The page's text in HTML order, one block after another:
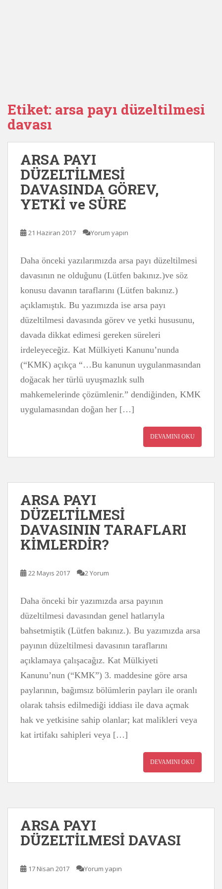
Etiket: arsa payı düzeltilmesi
davası
ARSA PAYI
DÜZELTİLMESİ
DAVASINDA GÖREV,
YETKİ ve SÜRE
21 Haziran 2017 Yorum yapın
Daha önceki yazılarımızda arsa payı düzeltilmesi
davasının ne olduğunu (Lütfen bakınız.)ve söz
konusu davanın taraflarını (Lütfen bakınız.)
açıklamıştık. Bu yazımızda ise arsa payı
düzeltilmesi davasında görev ve yetki hususunu,
davada dikkat edimesi gereken süreleri
irdeleyeceğiz. Kat Mülkiyeti Kanunu’nunda
(“KMK) açıkça “…Bu kanunun uygulanmasından
doğacak her türlü uyuşmazlık sulh
mahkemelerinde çözümlenir.” dendiğinden, KMK
uygulamasından doğan her […]
DEVAMINI OKU
ARSA PAYI
DÜZELTİLMESİ
DAVASININ TARAFLARI
KİMLERDİR?
22 Mayıs 2017 2 Yorum
Daha önceki bir yazımızda arsa payının
düzeltilmesi davasından genel hatlarıyla
bahsetmiştik (Lütfen bakınız.). Bu yazımızda arsa
payının düzeltilmesi davasının taraflarını
açıklamaya çalışacağız. Kat Mülkiyeti
Kanunu’nun (“KMK”) 3. maddesine göre arsa
paylarının, bağımsız bölümlerin payları ile oranlı
olarak tahsis edilmediği iddiası ile dava açmak
hak ve yetkisine sahip olanlar; kat malikleri veya
kat irtifakı sahipleri veya […]
DEVAMINI OKU
ARSA PAYI
DÜZELTİLMESİ DAVASI
17 Nisan 2017 Yorum yapın